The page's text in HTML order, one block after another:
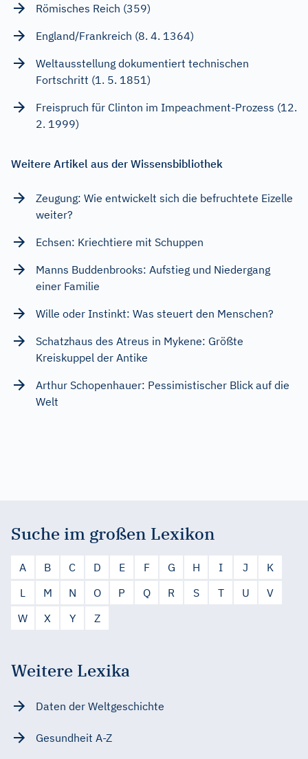
Römisches Reich (359)
England/Frankreich (8. 4. 1364)
Weltausstellung dokumentiert technischen
Fortschritt (1. 5. 1851)
Freispruch für Clinton im Impeachment-Prozess (12.
2. 1999)
Weitere Artikel aus der Wissensbibliothek
Zeugung: Wie entwickelt sich die befruchtete Eizelle
weiter?
Echsen: Kriechtiere mit Schuppen
Manns Buddenbrooks: Aufstieg und Niedergang
einer Familie
Wille oder Instinkt: Was steuert den Menschen?
Schatzhaus des Atreus in Mykene: Größte
Kreiskuppel der Antike
Arthur Schopenhauer: Pessimistischer Blick auf die
Welt
Suche im großen Lexikon
A B C D E F G H I J
K
L
M N O P Q R S T U
V
W
X Y Z
Weitere Lexika
Daten der Weltgeschichte
Gesundheit A-Z